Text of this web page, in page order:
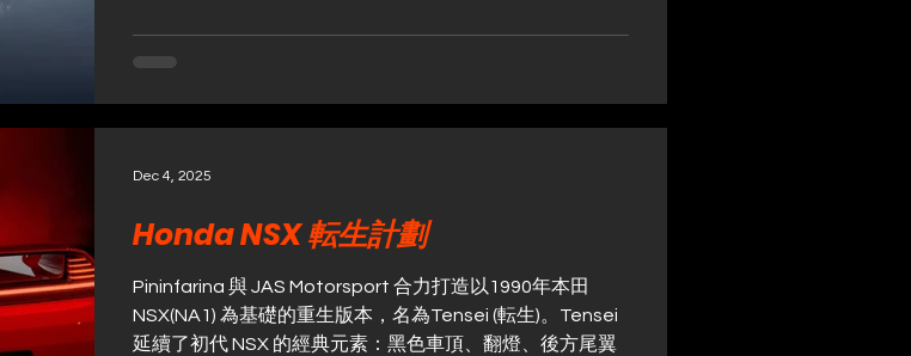
高剛性車身以及空氣動力學性能。 GR GT 採用前置引擎、
架，兼顧輕量化和高剛性，同時其造型設計也以空氣動力
全新開發的4.0升V8雙渦輪增壓引擎和一台電動馬達組成。
性能，採用乾式油底殼潤滑系統；傳動系統則採用碳纖維
扭力管和後置變速驅動橋佈局。後置變速驅動橋配備8速自
排變速箱、單馬達和機械式限滑差速器。這樣的設計使得
GR GT能夠輕鬆駕馭各種駕駛等級的駕駛者，並實現與車
輛的深度互動。 GR GT3 秉持了 GR GT...
Honda NSX 転生計劃
Pininfarina 與 JAS Motorsport 合力打造以1990年本田
NSX(NA1) 為基礎的重生版本，名為Tensei (転生)。Tensei
延續了初代 NSX 的經典元素：黑色車頂、翻燈、後方尾翼
Dec 4, 2025